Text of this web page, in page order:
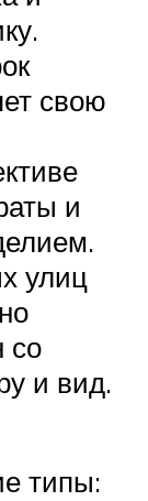
свою
и
улиц
со
и вид.
типы: